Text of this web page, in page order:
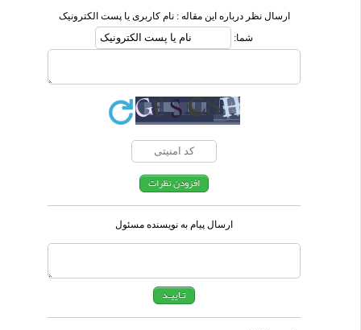
ارسال نظر درباره این مقاله : نام کاربری یا پست الکترونیک
شما:
ارسال پیام به نویسنده مسئول